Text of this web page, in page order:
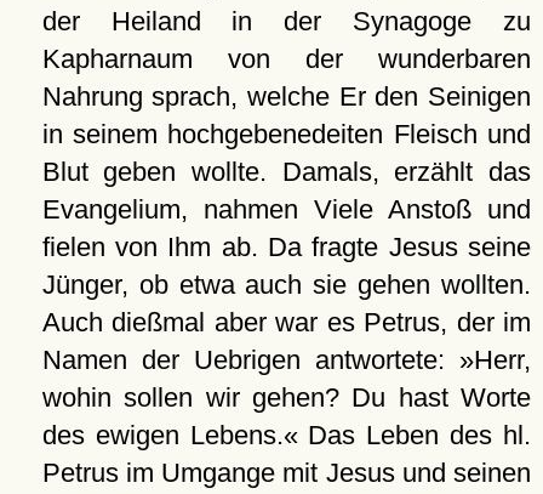
der Heiland in der Synagoge zu
Kapharnaum von der wunderbaren
Nahrung sprach, welche Er den Seinigen
in seinem hochgebenedeiten Fleisch und
Blut geben wollte. Damals, erzählt das
Evangelium, nahmen Viele Anstoß und
fielen von Ihm ab. Da fragte Jesus seine
Jünger, ob etwa auch sie gehen wollten.
Auch dießmal aber war es Petrus, der im
Namen der Uebrigen antwortete: »Herr,
wohin sollen wir gehen? Du hast Worte
des ewigen Lebens.« Das Leben des hl.
Petrus im Umgange mit Jesus und seinen